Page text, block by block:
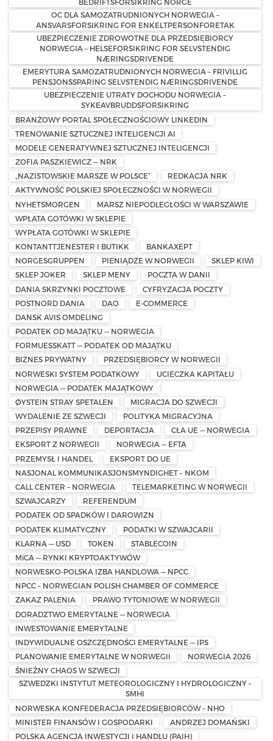
OC DLA SAMOZATRUDNIONYCH NORWEGIA –
ANSVARSFORSIKRING FOR ENKELTPERSONFORETAK
UBEZPIECZENIE ZDROWOTNE DLA PRZEDSIĘBIORCY
NORWEGIA – HELSEFORSIKRING FOR SELVSTENDIG
NÆRINGSDRIVENDE
EMERYTURA SAMOZATRUDNIONYCH NORWEGIA – FRIVILLIG
PENSJONSSPARING SELVSTENDIG NÆRINGSDRIVENDE
UBEZPIECZENIE UTRATY DOCHODU NORWEGIA –
SYKEAVBRUDDSFORSIKRING
BRANŻOWY PORTAL SPOŁECZNOŚCIOWY LINKEDIN
TRENOWANIE SZTUCZNEJ INTELIGENCJI AI
MODELE GENERATYWNEJ SZTUCZNEJ INTELIGENCJI
ZOFIA PASZKIEWICZ — NRK
„NAZISTOWSKIE MARSZE W POLSCE”
REDKACJA NRK
AKTYWNOŚĆ POLSKIEJ SPOŁECZNOŚCI W NORWEGII
NYHETSMORGEN
MARSZ NIEPODLEGŁOŚCI W WARSZAWIE
WPŁATA GOTÓWKI W SKLEPIE
WYPŁATA GOTÓWKI W SKLEPIE
KONTANTTJENESTER I BUTIKK
BANKAXEPT
NORGESGRUPPEN
PIENIĄDZE W NORWEGII
SKLEP KIWI
SKLEP JOKER
SKLEP MENY
POCZTA W DANII
DANIA SKRZYNKI POCZTOWE
CYFRYZACJA POCZTY
POSTNORD DANIA
DAO
E-COMMERCE
DANSK AVIS OMDELING
PODATEK OD MAJĄTKU — NORWEGIA
FORMUESSKATT — PODATEK OD MAJĄTKU
BIZNES PRYWATNY
PRZEDSIĘBIORCY W NORWEGII
NORWESKI SYSTEM PODATKOWY
UCIECZKA KAPITAŁU
NORWEGIA — PODATEK MAJĄTKOWY
ØYSTEIN STRAY SPETALEN
MIGRACJA DO SZWECJI
WYDALENIE ZE SZWECJI
POLITYKA MIGRACYJNA
PRZEPISY PRAWNE
DEPORTACJA
CŁA UE — NORWEGIA
EKSPORT Z NORWEGII
NORWEGIA — EFTA
PRZEMYSŁ I HANDEL
EKSPORT DO UE
NASJONAL KOMMUNIKASJONSMYNDIGHET – NKOM
CALL CENTER – NORWEGIA
TELEMARKETING W NORWEGII
SZWAJCARZY
REFERENDUM
PODATEK OD SPADKÓW I DAROWIZN
PODATEK KLIMATYCZNY
PODATKI W SZWAJCARII
KLARNA — USD
TOKEN
STABLECOIN
MiCA — RYNKI KRYPTOAKTYWÓW
NORWESKO-POLSKA IZBA HANDLOWA — NPCC
NPCC – NORWEGIAN POLISH CHAMBER OF COMMERCE
ZAKAZ PALENIA
PRAWO TYTONIOWE W NORWEGII
DORADZTWO EMERYTALNE — NORWEGIA
INWESTOWANIE EMERYTALNE
INDYWIDUALNE OSZCZĘDNOŚCI EMERYTALNE — IPS
PLANOWANIE EMERYTALNE W NORWEGII
NORWEGIA 2026
ŚNIEŻNY CHAOS W SZWECJI
SZWEDZKI INSTYTUT METEOROLOGICZNY I HYDROLOGICZNY –
SMHI
NORWESKA KONFEDERACJA PRZEDSIĘBIORCÓW – NHO
MINISTER FINANSÓW I GOSPODARKI
ANDRZEJ DOMAŃSKI
POLSKA AGENCJA INWESTYCJI I HANDLU (PAIH)